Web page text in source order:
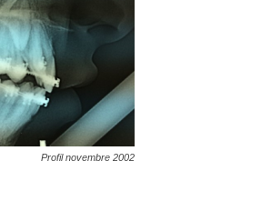
Profil novembre 2002